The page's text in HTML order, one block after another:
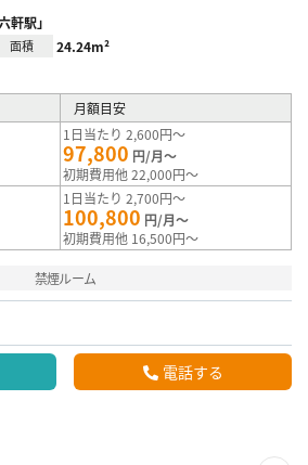
軒駅」
面積 24.24m²
月額目安
1日当たり 2,600円～
97,800 円/月～
初期費用他 22,000円～
1日当たり 2,700円～
100,800 円/月～
初期費用他 16,500円～
禁煙ルーム
電話する